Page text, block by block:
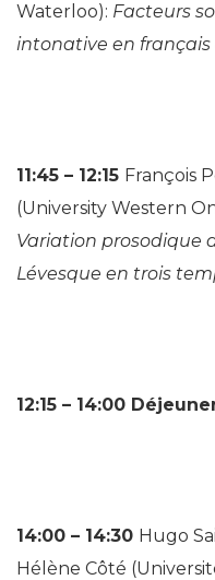
Waterloo): Facteurs
intonative en français
11:45 – 12:15 François
(University Western
Variation prosodique
Lévesque en trois
12:15 – 14:00
14:00 – 14:30 Hugo
Hélène Côté